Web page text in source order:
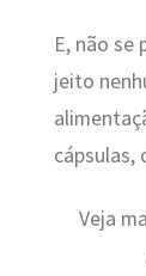
E, não se
jeito
cápsulas,
Veja